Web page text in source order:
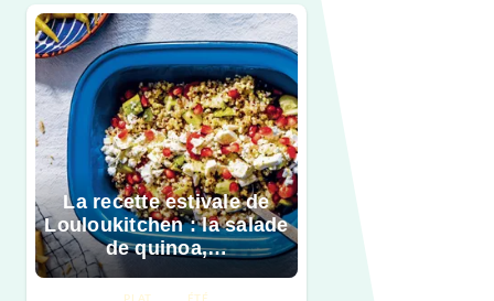
La recette estivale de
Louloukitchen : la salade
de quinoa,…
PLAT ÉTÉ